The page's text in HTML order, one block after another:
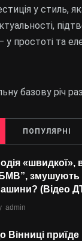
у стиль,
простоті та
базову річ
ПОПУЛЯРНІ
«швидкої»,
змушують
(Відео
admin
Вінниці